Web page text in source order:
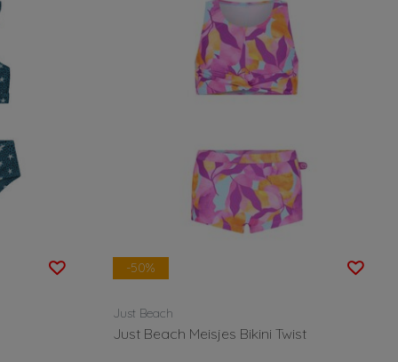
-50%
Just Beach
Just Beach Meisjes Bikini Twist